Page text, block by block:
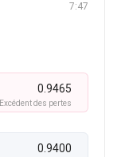
7:47
0.9465
Excédent des pertes
0.9400